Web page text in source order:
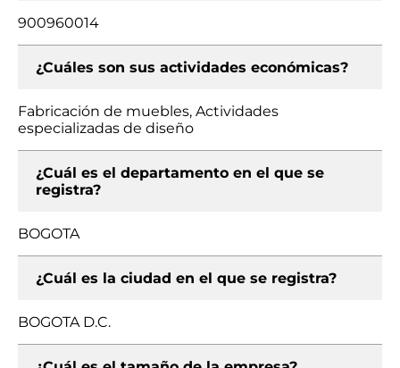
900960014
¿Cuáles son sus actividades económicas?
Fabricación de muebles, Actividades
especializadas de diseño
¿Cuál es el departamento en el que se
registra?
BOGOTA
¿Cuál es la ciudad en el que se registra?
BOGOTA D.C.